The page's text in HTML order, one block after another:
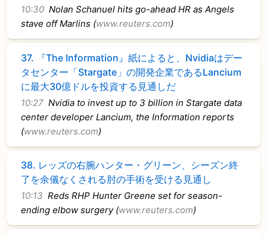
10:30 Nolan Schanuel hits go-ahead HR as Angels
stave off Marlins (www.reuters.com)
37.
『The Information』紙によると、Nvidiaはデー
タセンター「Stargate」の開発企業であるLancium
に最大30億ドルを投資する見通しだ
10:27 Nvidia to invest up to 3 billion in Stargate data
center developer Lancium, the Information reports
(www.reuters.com)
38. レッズの右腕ハンター・グリーン、シーズン終
了を余儀なくされる肘の手術を受ける見通し
10:13 Reds RHP Hunter Greene set for season-
ending elbow surgery (www.reuters.com)